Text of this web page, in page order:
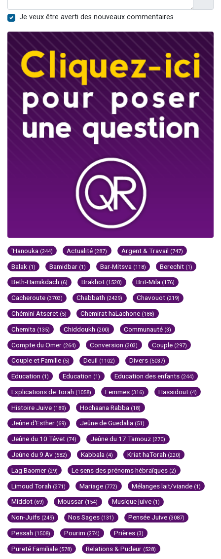
Je veux être averti des nouveaux commentaires
'Hanouka (244) Actualité (287) Argent & Travail (747)
Balak (1) Bamidbar (1) Bar-Mitsva (118) Berechit (1)
Beth-Hamikdach (6) Brakhot (1520) Brit-Mila (176)
Cacheroute (3703) Chabbath (2429) Chavouot (219)
Chémini Atseret (5) Chemirat haLachone (188)
Chemita (135) Chiddoukh (200) Communauté (3)
Compte du Omer (264) Conversion (303) Couple (297)
Couple et Famille (5) Deuil (1102) Divers (5037)
Education (1) Education (1) Education des enfants (244)
Explications de Torah (1058) Femmes (316) Hassidout (4)
Histoire Juive (189) Hochaana Rabba (18)
Jeûne d'Esther (69) Jeûne de Guedalia (51)
Jeûne du 10 Tévet (74) Jeûne du 17 Tamouz (270)
Jeûne du 9 Av (582) Kabbala (4) Kriat haTorah (220)
Lag Baomer (29) Le sens des prénoms hébraïques (2)
Limoud Torah (371) Mariage (772) Mélanges lait/viande (1)
Middot (69) Moussar (154) Musique juive (1)
Non-Juifs (249) Nos Sages (131) Pensée Juive (3087)
Pessah (1508) Pourim (274) Prières (3)
Pureté Familiale (578) Relations & Pudeur (528)